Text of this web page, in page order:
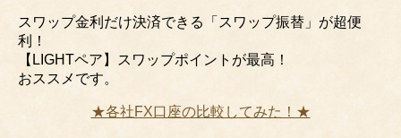
スワップ金利だけ決済できる「スワップ振替」が超便
利！
【LIGHTペア】スワップポイントが最高！
おススメです。
★各社FX口座の比較してみた！★